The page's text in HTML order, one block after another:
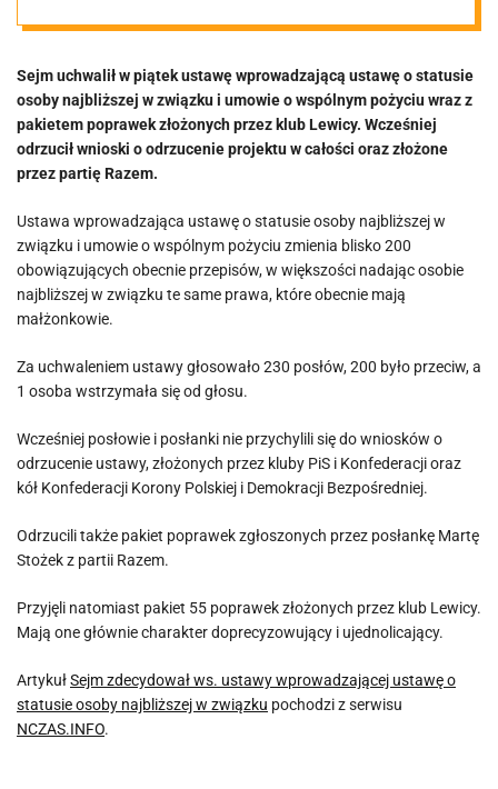
j ustawę o
statusie osoby
najbliższej w
związku
Sejm uchwalił w piątek ustawę wprowadzającą ustawę o statusie
osoby najbliższej w związku i umowie o wspólnym pożyciu wraz z
pakietem poprawek złożonych przez klub Lewicy. Wcześniej
odrzucił wnioski o odrzucenie projektu w całości oraz złożone
przez partię Razem.
Ustawa wprowadzająca ustawę o statusie osoby najbliższej w
związku i umowie o wspólnym pożyciu zmienia blisko 200
obowiązujących obecnie przepisów, w większości nadając osobie
najbliższej w związku te same prawa, które obecnie mają
małżonkowie.
Za uchwaleniem ustawy głosowało 230 posłów, 200 było przeciw, a
1 osoba wstrzymała się od głosu.
Wcześniej posłowie i posłanki nie przychylili się do wniosków o
odrzucenie ustawy, złożonych przez kluby PiS i Konfederacji oraz
kół Konfederacji Korony Polskiej i Demokracji Bezpośredniej.
Odrzucili także pakiet poprawek zgłoszonych przez posłankę Martę
Stożek z partii Razem.
Przyjęli natomiast pakiet 55 poprawek złożonych przez klub Lewicy.
Mają one głównie charakter doprecyzowujący i ujednolicający.
ArtykułSejm zdecydował ws. ustawy wprowadzającej ustawę o
statusie osoby najbliższej w związku pochodzi z serwisu
NCZAS.INFO.